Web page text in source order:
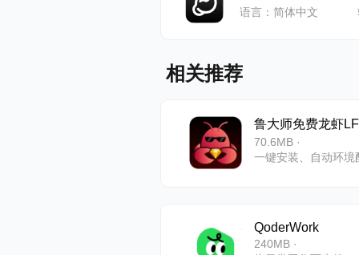
语言：简体中文
相关推荐
鲁大师免费龙虾
70.6MB ·
QoderWork
240MB ·